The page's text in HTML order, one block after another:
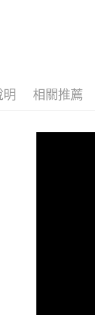
明 相關推薦